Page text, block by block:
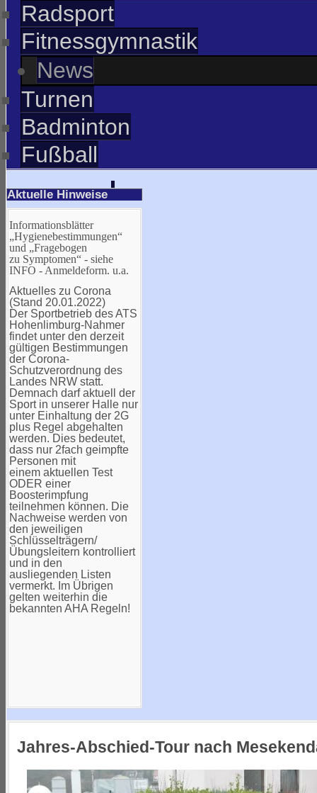
Radsport
Fitnessgymnastik
News
Turnen
Badminton
Fußball
Aktuelle Hinweise
Informationsblätter
„Hygienebestimmungen“
und „Fragebogen
zu Symptomen“ - siehe
INFO - Anmeldeform. u.a.
Aktuelles zu Corona
(Stand 20.01.2022)
Der Sportbetrieb des ATS
Hohenlimburg-Nahmer
findet unter den derzeit
gültigen Bestimmungen
der Corona-
Schutzverordnung des
Landes NRW statt.
Demnach darf aktuell der
Sport in unserer Halle nur
unter Einhaltung der 2G
plus Regel abgehalten
werden. Dies bedeutet,
dass nur 2fach geimpfte
Personen mit
einem aktuellen Test
ODER einer
Boosterimpfung
teilnehmen können. Die
Nachweise werden von
den jeweiligen
Schlüsselträgern/
Übungsleitern kontrolliert
und in den
ausliegenden Listen
vermerkt. Im Übrigen
gelten weiterhin die
bekannten AHA Regeln!
Jahres-Abschied-Tour nach